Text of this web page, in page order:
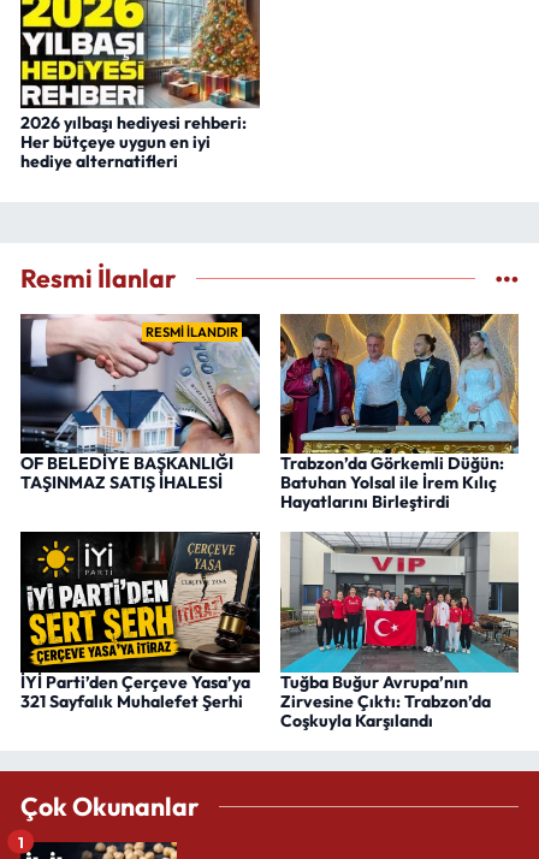
2026 yılbaşı hediyesi rehberi:
Her bütçeye uygun en iyi
hediye alternatifleri
Resmi İlanlar
RESMİ İLANDIR
OF BELEDİYE BAŞKANLIĞI
TAŞINMAZ SATIŞ İHALESİ
Trabzon’da Görkemli Düğün:
Batuhan Yolsal ile İrem Kılıç
Hayatlarını Birleştirdi
İYİ Parti’den Çerçeve Yasa’ya
321 Sayfalık Muhalefet Şerhi
Tuğba Buğur Avrupa’nın
Zirvesine Çıktı: Trabzon’da
Coşkuyla Karşılandı
Çok Okunanlar
1